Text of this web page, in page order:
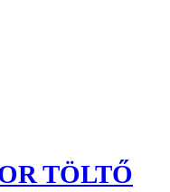
TÖLTŐ